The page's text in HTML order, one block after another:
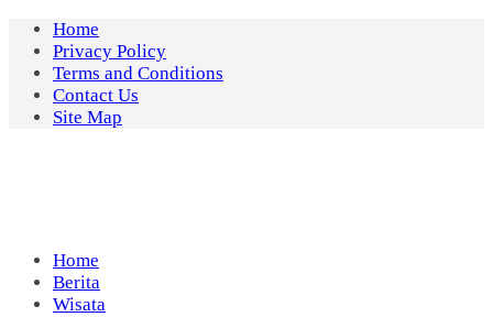
Skip
content
Home
Privacy Policy
Terms and Conditions
Contact Us
Site Map
Home
Berita
Wisata